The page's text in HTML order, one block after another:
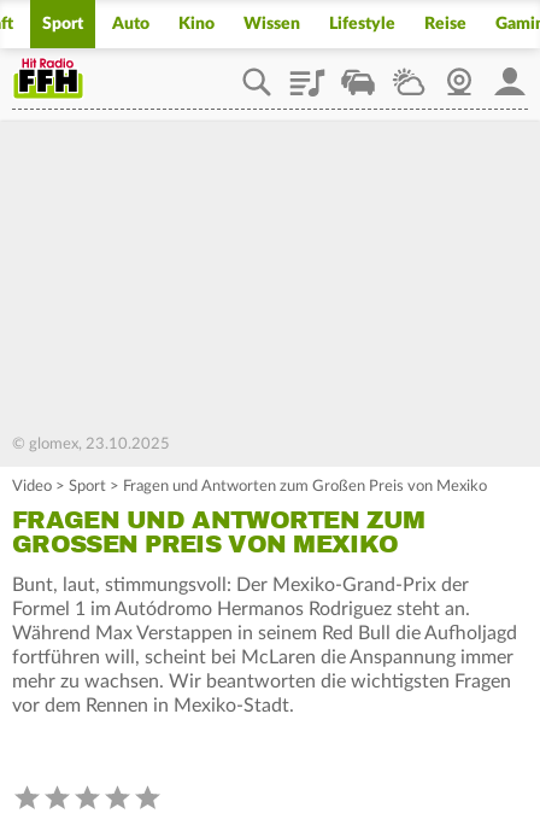
Sport Auto Kino Wissen Lifestyle Reise
PlaylistStaupilotWetterWebcam
© glomex, 23.10.2025
Video > Sport > Fragen und Antworten zum Großen Preis von Mexiko
FRAGEN UND ANTWORTEN ZUM
GROSSEN PREIS VON MEXIKO
Bunt, laut, stimmungsvoll: Der Mexiko-Grand-Prix der
Formel 1 im Autódromo Hermanos Rodriguez steht an.
Während Max Verstappen in seinem Red Bull die Aufholjagd
fortführen will, scheint bei McLaren die Anspannung immer
mehr zu wachsen. Wir beantworten die wichtigsten Fragen
vor dem Rennen in Mexiko-Stadt.